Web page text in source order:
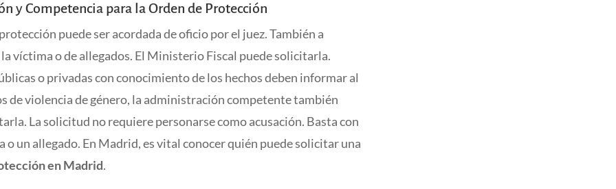
y Competencia para la Orden de Protección
puede ser acordada de oficio por el juez. También a
víctima o de allegados. El Ministerio Fiscal puede solicitarla.
o privadas con conocimiento de los hechos deben informar al
de violencia de género, la administración competente también
La solicitud no requiere personarse como acusación. Basta con
o un allegado. En Madrid, es vital conocer quién puede solicitar una
en Madrid.